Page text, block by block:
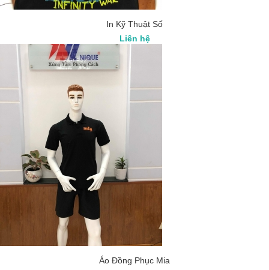
In Kỹ Thuật Số
Liên hệ
Áo Đồng Phục Mia